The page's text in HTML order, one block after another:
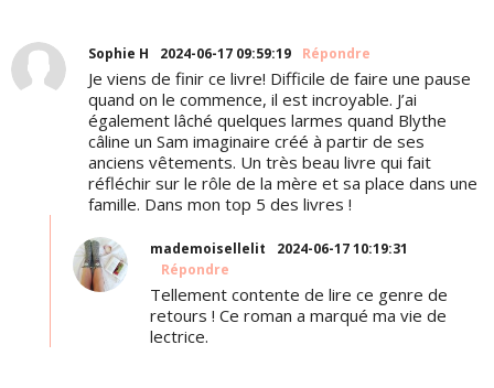
Sophie H 2024-06-17 09:59:19 Répondre
Je viens de finir ce livre! Difficile de faire une pause
quand on le commence, il est incroyable. J’ai
également lâché quelques larmes quand Blythe
câline un Sam imaginaire créé à partir de ses
anciens vêtements. Un très beau livre qui fait
réfléchir sur le rôle de la mère et sa place dans une
famille. Dans mon top 5 des livres !
mademoisellelit
2024-06-17 10:19:31
Répondre
Tellement contente de lire ce genre de
retours ! Ce roman a marqué ma vie de
lectrice.